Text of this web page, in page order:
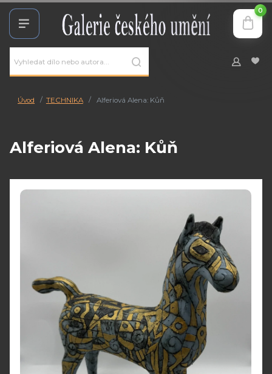
0
Úvod TECHNIKA Alferiová Alena: Kůň
Alferiová Alena: Kůň